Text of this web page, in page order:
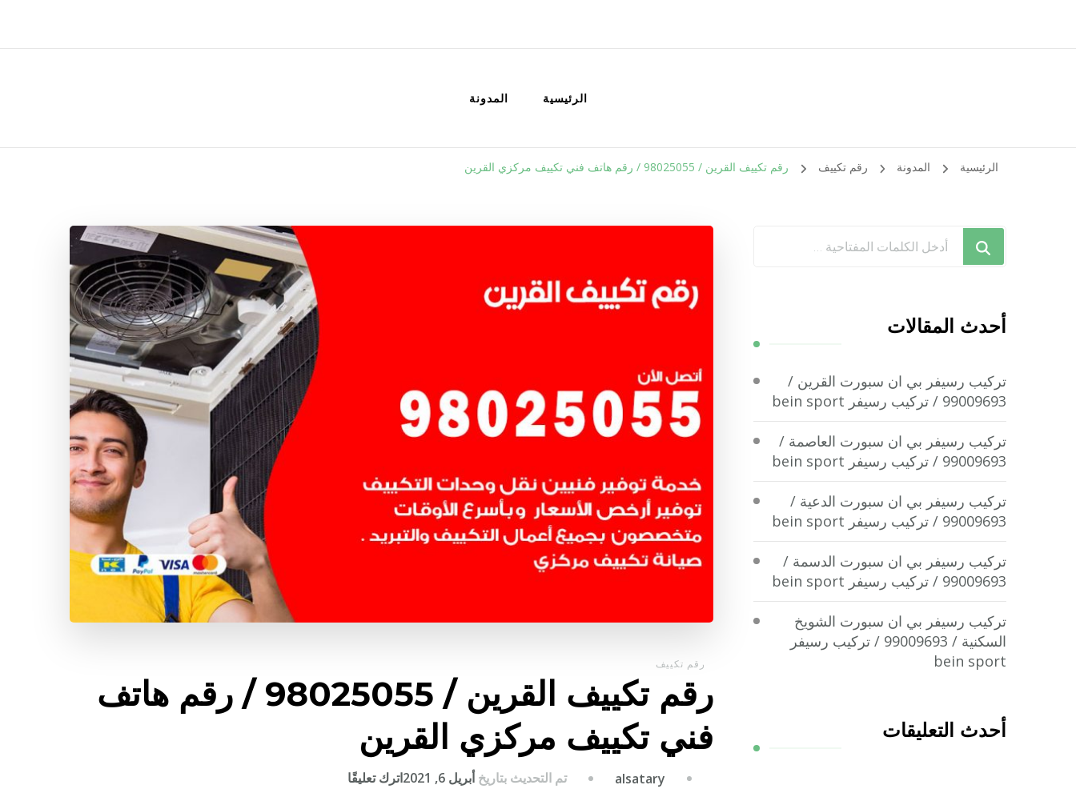
الرئيسية المدونة
الرئيسية المدونة رقم تكييف رقم تكييف القرين / 98025055 / رقم هاتف فني تكييف مركزي القرين
رقم تكييف
رقم تكييف القرين / 98025055 / رقم هاتف
فني تكييف مركزي القرين
alsatary تم التحديث بتاريخأبريل 6, 2021 اترك تعليقًا
تبحث
شيء
ما؟
أحدث المقالات
تركيب رسيفر بي ان سبورت القرين /
99009693 / تركيب رسيفر bein sport
تركيب رسيفر بي ان سبورت العاصمة /
99009693 / تركيب رسيفر bein sport
تركيب رسيفر بي ان سبورت الدعية /
99009693 / تركيب رسيفر bein sport
تركيب رسيفر بي ان سبورت الدسمة /
99009693 / تركيب رسيفر bein sport
تركيب رسيفر بي ان سبورت الشويخ
السكنية / 99009693 / تركيب رسيفر
bein sport
أحدث التعليقات